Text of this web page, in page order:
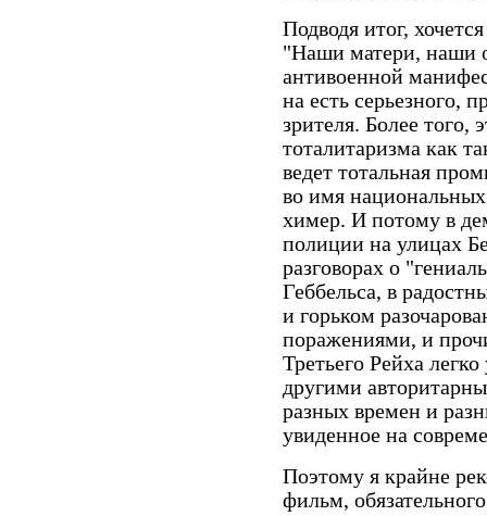
Подводя итог,
"Наши матери, наши
антивоенной
на есть серьезного,
зрителя. Более того,
тоталитаризма как
ведет тотальная
во имя
химер. И потому в
полиции на улицах
разговорах о
Геббельса, в
и горьком
поражениями, и
Третьего Рейха
другими
разных времен и
увиденное на
Поэтому я крайне
фильм,